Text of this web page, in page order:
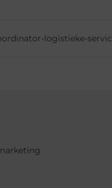
logistieke-